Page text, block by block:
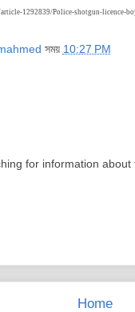
1292839/Police-shotgun-licence-
সময় 10:27 PM
for information
Home